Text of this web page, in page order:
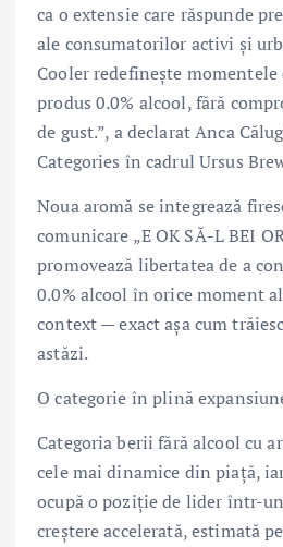
ca o extensie care răspunde
ale consumatorilor activi și
Cooler redefinește
produs 0.0% alcool, fără
de gust.”, a declarat Anca
Categories în cadrul Ursus
Noua aromă se integrează
comunicare „E OK SĂ-L BEI
promovează libertatea de a
0.0% alcool în orice moment
context — exact așa cum
astăzi.
O categorie în plină
Categoria berii fără alcool cu
cele mai dinamice din piață,
ocupă o poziție de lider într-
creștere accelerată, estimată